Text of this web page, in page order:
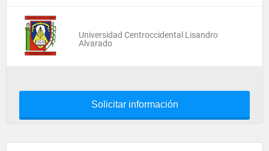
Universidad Centroccidental Lisandro
Alvarado
Solicitar información